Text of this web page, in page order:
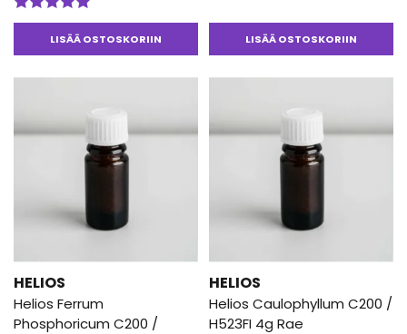
Arvostelu
tuotteesta:LISÄÄ OSTOSKORIIN LISÄÄ OSTOSKORIIN
HELIOS
Helios Ferrum
Phosphoricum C200 /
HELIOS
Helios Caulophyllum C200 /
H523FI 4g Rae